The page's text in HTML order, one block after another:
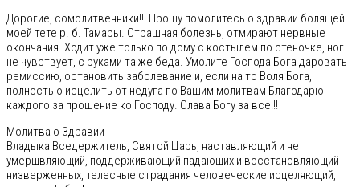
Дорогие, сомолитвенники!!! Прошу помолитесь о здравии болящей
моей тете р. б. Тамары. Страшная болезнь, отмирают нервные
окончания. Ходит уже только по дому с костылем по стеночке, ног
не чувствует, с руками та же беда. Умолите Господа Бога даровать
ремиссию, остановить заболевание и, если на то Воля Бога,
полностью исцелить от недуга по Вашим молитвам Благодарю
каждого за прошение ко Господу. Слава Богу за все!!!
Молитва о Здравии
Владыка Вседержитель, Святой Царь, наставляющий и не
умерщвляющий, поддерживающий падающих и восстановляющий
низверженных, телесные страдания человеческие исцеляющий,